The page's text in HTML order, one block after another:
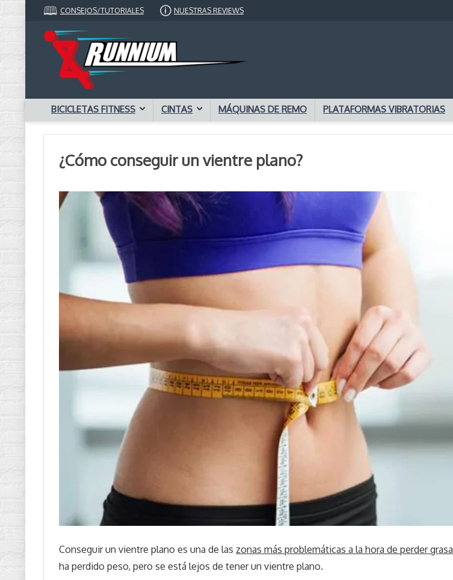
CONSEJOS/TUTORIALES NUESTRAS REVIEWS
BICICLETAS FITNESS CINTAS MÁQUINAS DE REMO PLATAFORMAS VIBRATORIAS
¿Cómo conseguir un vientre plano?
Conseguir un vientre plano es una de las zonas más problemáticas a la hora de perder grasa
ha perdido peso, pero se está lejos de tener un vientre plano.